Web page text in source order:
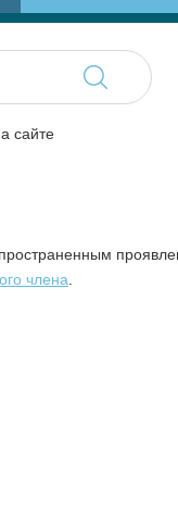
сайте
члена